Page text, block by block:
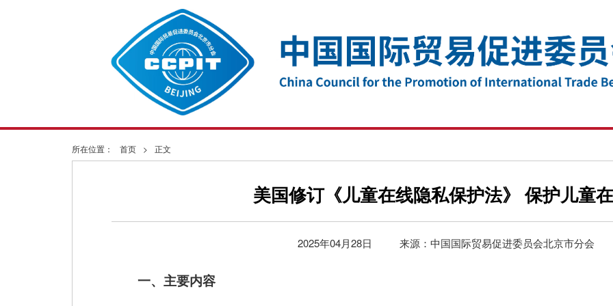
所在位置： 首页 > 正文
美国修订《儿童在线隐私保护法》 保护儿童
2025年04月28日 来源：中国国际贸易促进委员会北京市分会
一、主要内容